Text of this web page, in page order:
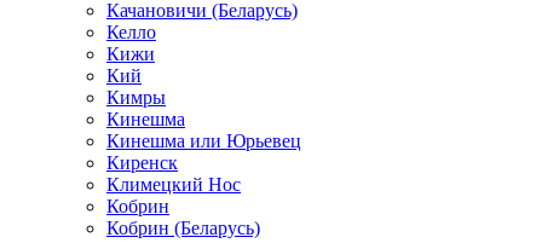
Качановичи (Беларусь)
Келло
Кижи
Кий
Кимры
Кинешма
Кинешма или Юрьевец
Киренск
Климецкий Нос
Кобрин
Кобрин (Беларусь)